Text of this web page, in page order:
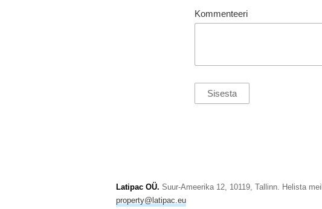
Kommenteeri
Latipac OÜ. Suur-Ameerika 12, 10119, Tallinn. Helista
property@latipac.eu